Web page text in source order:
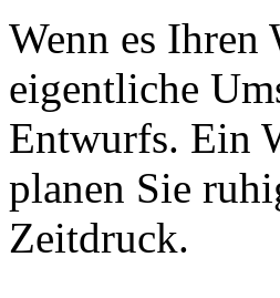
Wenn es Ihren
eigentliche
Entwurfs. Ein
planen Sie
Zeitdruck.